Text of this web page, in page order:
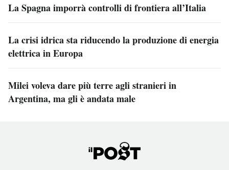
La Spagna imporrà controlli di frontiera all’Italia
La crisi idrica sta riducendo la produzione di energia
elettrica in Europa
Milei voleva dare più terre agli stranieri in
Argentina, ma gli è andata male